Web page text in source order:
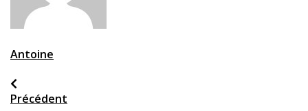
Antoine
Précédent